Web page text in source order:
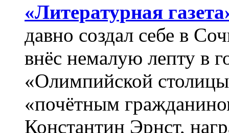
«Литературная
давно создал себе в
внёс немалую лепту в
«Олимпийской
«почётным
Константин Эрнст,